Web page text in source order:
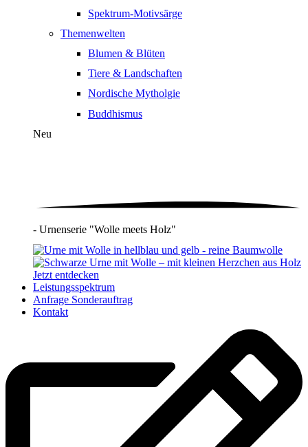
Spektrum-Motivsärge
Themenwelten
Blumen & Blüten
Tiere & Landschaften
Nordische Mytholgie
Buddhismus
Neu
- Urnenserie "Wolle meets Holz"
Jetzt entdecken
Leistungsspektrum
Anfrage Sonderauftrag
Kontakt